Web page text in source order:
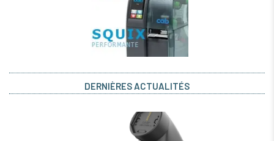
DERNIÈRES ACTUALITÉS